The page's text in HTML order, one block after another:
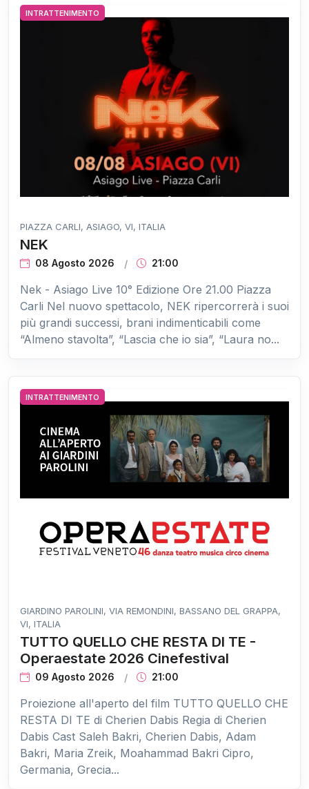
INTRATTENIMENTO
PIAZZA CARLI, ASIAGO, VI, ITALIA
NEK
08 Agosto 2026 21:00
Nek - Asiago Live 10° Edizione Ore 21.00 Piazza
Carli Nel nuovo spettacolo, NEK ripercorrerà i suoi
più grandi successi, brani indimenticabili come
“Almeno stavolta”, “Lascia che io sia”, “Laura no...
INTRATTENIMENTO
GIARDINO PAROLINI, VIA REMONDINI, BASSANO DEL GRAPPA,
VI, ITALIA
TUTTO QUELLO CHE RESTA DI TE -
Operaestate 2026 Cinefestival
09 Agosto 2026 21:00
Proiezione all'aperto del film TUTTO QUELLO CHE
RESTA DI TE di Cherien Dabis Regia di Cherien
Dabis Cast Saleh Bakri, Cherien Dabis, Adam
Bakri, Maria Zreik, Moahammad Bakri Cipro,
Germania, Grecia...